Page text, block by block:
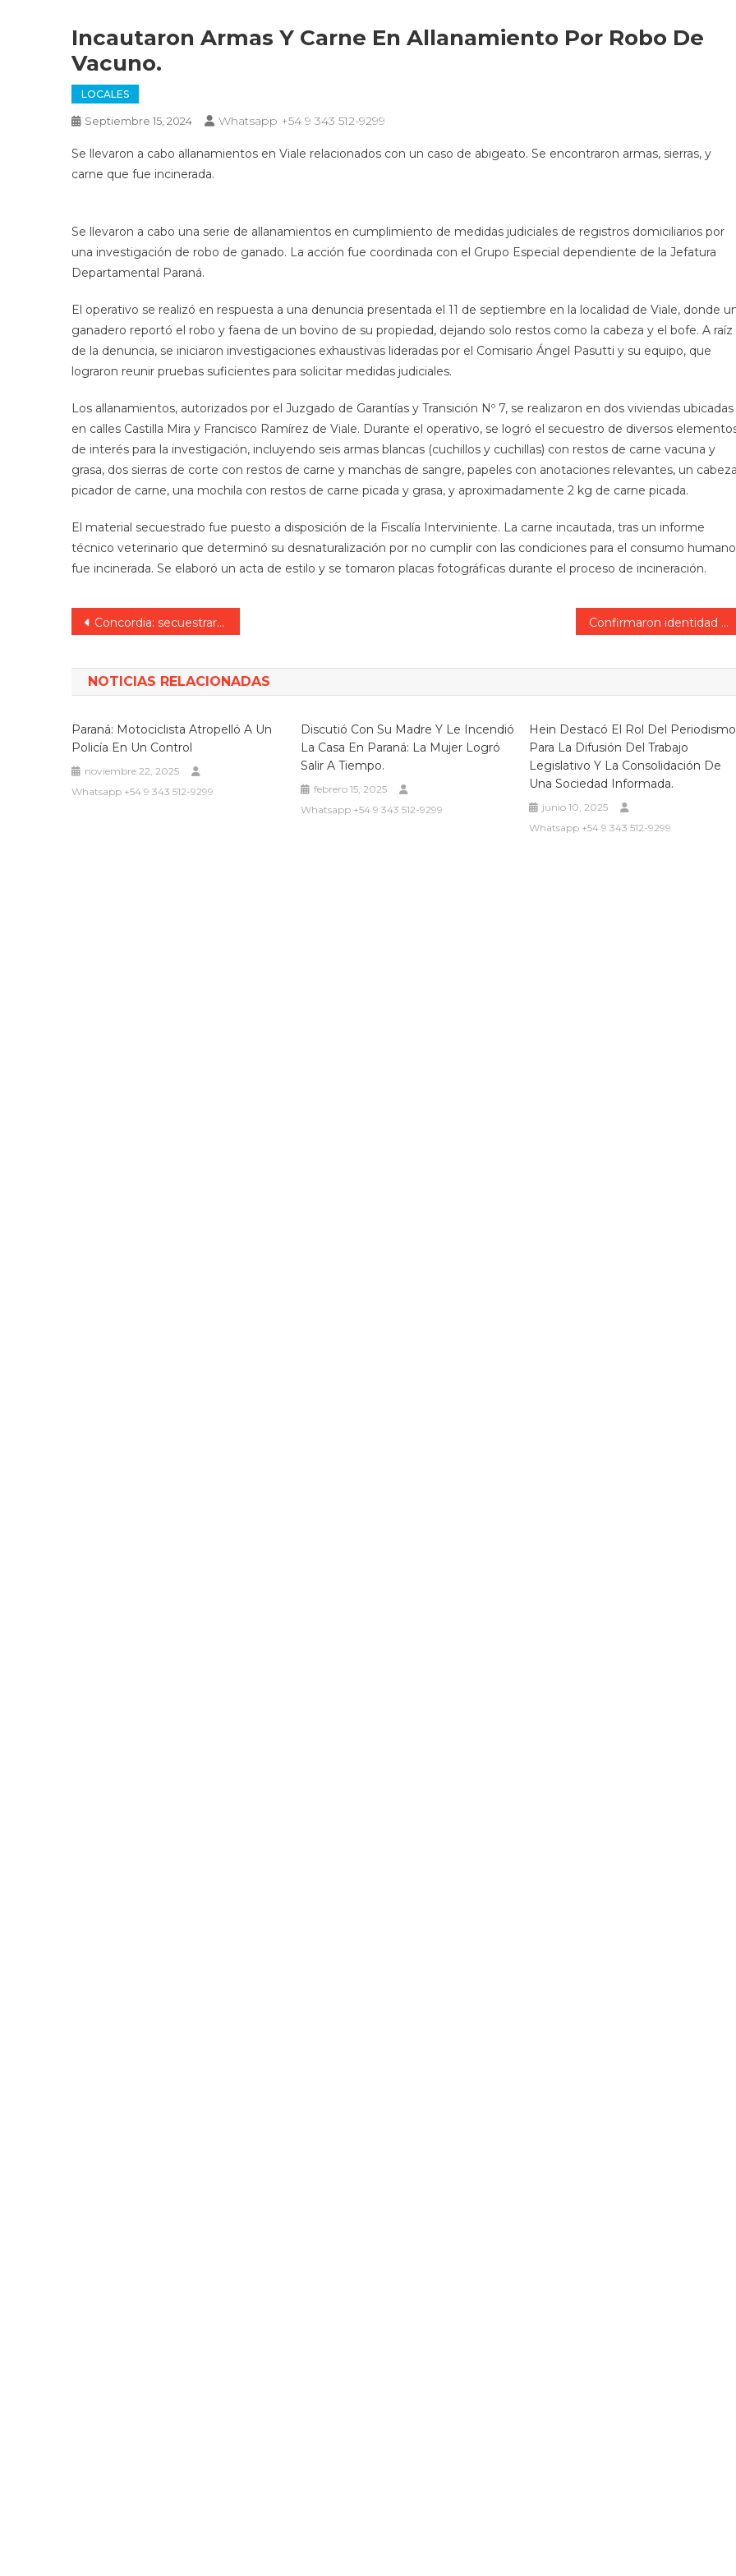
Incautaron Armas Y Carne En Allanamiento Por Robo De
Vacuno.
LOCALES
Septiembre 15, 2024 Whatsapp +54 9 343 512-9299
Se llevaron a cabo allanamientos en Viale relacionados con un caso de abigeato. Se encontraron armas, sierras, y
carne que fue incinerada.
Se llevaron a cabo una serie de allanamientos en cumplimiento de medidas judiciales de registros domiciliarios por
una investigación de robo de ganado. La acción fue coordinada con el Grupo Especial dependiente de la Jefatura
Departamental Paraná.
El operativo se realizó en respuesta a una denuncia presentada el 11 de septiembre en la localidad de Viale, donde
ganadero reportó el robo y faena de un bovino de su propiedad, dejando solo restos como la cabeza y el bofe. A raíz
de la denuncia, se iniciaron investigaciones exhaustivas lideradas por el Comisario Ángel Pasutti y su equipo, que
lograron reunir pruebas suficientes para solicitar medidas judiciales.
Los allanamientos, autorizados por el Juzgado de Garantías y Transición Nº 7, se realizaron en dos viviendas ubicadas
en calles Castilla Mira y Francisco Ramírez de Viale. Durante el operativo, se logró el secuestro de diversos
de interés para la investigación, incluyendo seis armas blancas (cuchillos y cuchillas) con restos de carne vacuna y
grasa, dos sierras de corte con restos de carne y manchas de sangre, papeles con anotaciones relevantes, un
picador de carne, una mochila con restos de carne picada y grasa, y aproximadamente 2 kg de carne picada.
El material secuestrado fue puesto a disposición de la Fiscalía Interviniente. La carne incautada, tras un informe
técnico veterinario que determinó su desnaturalización por no cumplir con las condiciones para el consumo
fue incinerada. Se elaboró un acta de estilo y se tomaron placas fotográficas durante el proceso de incineración.
Navegación
entradas
Concordia: secuestraron 300 dosis de cocaína, un arma de fuego y más de $800.000. Confirmaron identidad del fallecido al volcar una camioneta: cinco heridos graves.
NOTICIAS RELACIONADAS
Paraná: Motociclista Atropelló A Un
Policía En Un Control
noviembre 22, 2025
Whatsapp +54 9 343 512-9299
Discutió Con Su Madre Y Le Incendió
La Casa En Paraná: La Mujer Logró
Salir A Tiempo.
febrero 15, 2025
Whatsapp +54 9 343 512-9299
Hein Destacó El Rol Del Periodismo
Para La Difusión Del Trabajo
Legislativo Y La Consolidación De
Una Sociedad Informada.
junio 10, 2025
Whatsapp +54 9 343 512-9299